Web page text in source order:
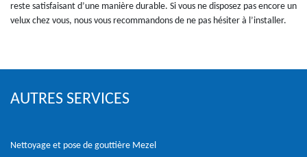
reste satisfaisant d’une manière durable. Si vous ne disposez pas encore un
velux chez vous, nous vous recommandons de ne pas hésiter à l’installer.
AUTRES SERVICES
Nettoyage et pose de gouttière Mezel